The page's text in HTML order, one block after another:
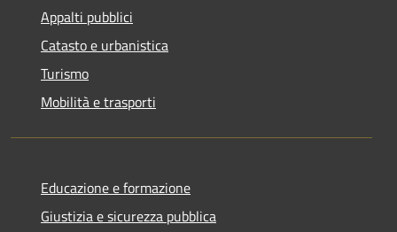
Appalti pubblici
Catasto e urbanistica
Turismo
Mobilità e trasporti
Educazione e formazione
Giustizia e sicurezza pubblica